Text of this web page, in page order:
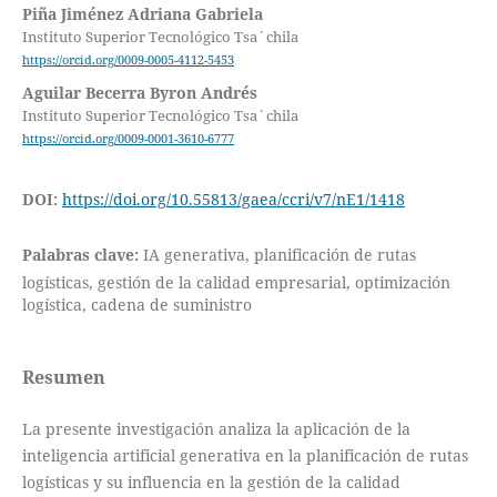
Piña Jiménez Adriana Gabriela
Instituto Superior Tecnológico Tsa´chila
https://orcid.org/0009-0005-4112-5453
Aguilar Becerra Byron Andrés
Instituto Superior Tecnológico Tsa´chila
https://orcid.org/0009-0001-3610-6777
DOI: https://doi.org/10.55813/gaea/ccri/v7/nE1/1418
Palabras clave: IA generativa, planificación de rutas
logísticas, gestión de la calidad empresarial, optimización
logística, cadena de suministro
Resumen
La presente investigación analiza la aplicación de la
inteligencia artificial generativa en la planificación de rutas
logísticas y su influencia en la gestión de la calidad